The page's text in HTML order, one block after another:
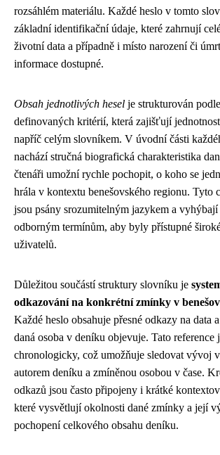
rozsáhlém materiálu. Každé heslo v tomto
základní identifikační údaje, které zahrnují
životní data a případně i místo narození či
informace dostupné.
Obsah jednotlivých hesel je strukturován
definovaných kritérií, která zajišťují
napříč celým slovníkem. V úvodní části
nachází stručná biografická charakteristika
čtenáři umožní rychle pochopit, o koho se
hrála v kontextu benešovského regionu. Tyto
jsou psány srozumitelným jazykem a
odborným termínům, aby byly přístupné
uživatelů.
Důležitou součástí struktury slovníku je
odkazování na konkrétní zmínky v
Každé heslo obsahuje přesné odkazy na data
daná osoba v deníku objevuje. Tato reference
chronologicky, což umožňuje sledovat vývoj
autorem deníku a zmíněnou osobou v čase.
odkazů jsou často připojeny i krátké
které vysvětlují okolnosti dané zmínky a její
pochopení celkového obsahu deníku.